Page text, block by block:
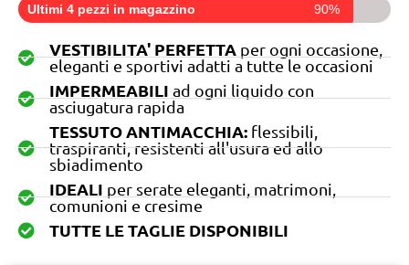
Ultimi 4 pezzi in magazzino 90%
VESTIBILITA' PERFETTA per ogni occasione,
eleganti e sportivi adatti a tutte le occasioni
IMPERMEABILI ad ogni liquido con
asciugatura rapida
TESSUTO ANTIMACCHIA:flessibili,
traspiranti, resistenti all'usura ed allo
sbiadimento
IDEALI per serate eleganti, matrimoni,
comunioni e cresime
TUTTE LE TAGLIE DISPONIBILI